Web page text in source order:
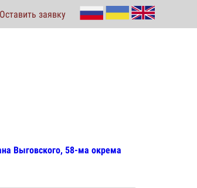
Оставить заявку
Выговского, 58-ма окрема